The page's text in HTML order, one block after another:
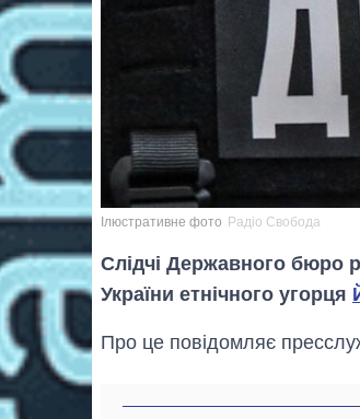
Ілюстративне фото Радіо Свобода
Слідчі Державного бюро
України етнічного угорця
Про це повідомляє